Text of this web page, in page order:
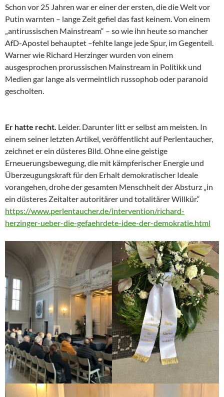
Schon vor 25 Jahren war er einer der ersten, die die Welt vor
Putin warnten – lange Zeit gefiel das fast keinem. Von einem
„antirussischen Mainstream“ – so wie ihn heute so mancher
AfD-Apostel behauptet –fehlte lange jede Spur, im Gegenteil.
Warner wie Richard Herzinger wurden von einem
ausgesprochen prorussischen Mainstream in Politikk und
Medien gar lange als vermeintlich russophob oder paranoid
gescholten.
Er hatte recht. Leider. Darunter litt er selbst am meisten. In
einem seiner letzten Artikel, veröffentlicht auf Perlentaucher,
zeichnet er ein düsteres Bild. Ohne eine geistige
Erneuerungsbewegung, die mit kämpferischer Energie und
Überzeugungskraft für den Erhalt demokratischer Ideale
vorangehen, drohe der gesamten Menschheit der Absturz „in
ein düsteres Zeitalter autoritärer und totalitärer Willkür.“
https://www.perlentaucher.de/intervention/richard-
herzinger-ueber-die-gefaehrdete-idee-der-demokratie.html